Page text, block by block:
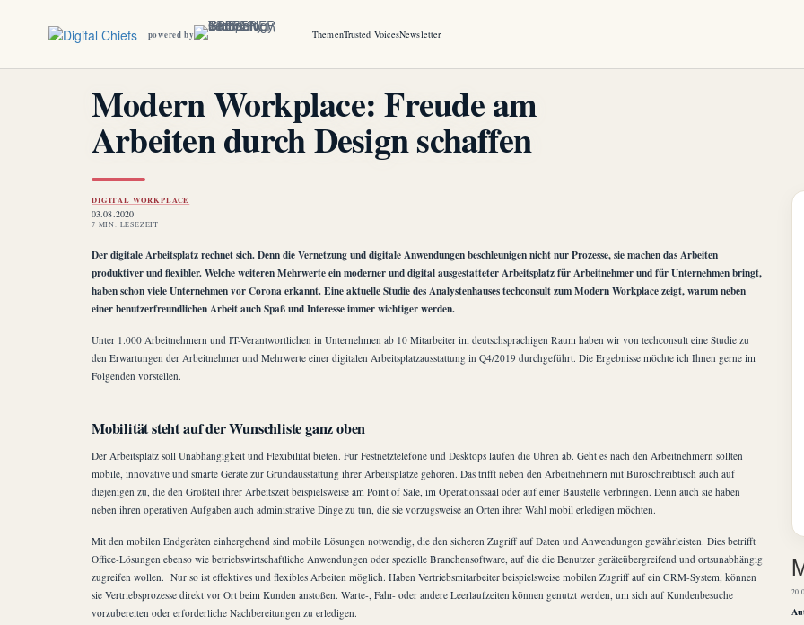
powered by ThemenTrusted VoicesNewsletter
Modern Workplace: Freude am
Arbeiten durch Design schaffen
DIGITAL WORKPLACE
03.08.2020
7 MIN. LESEZEIT
Der digitale Arbeitsplatz rechnet sich. Denn die Vernetzung und digitale Anwendungen beschleunigen nicht nur Prozesse, sie machen das Arbeiten
produktiver und flexibler. Welche weiteren Mehrwerte ein moderner und digital ausgestatteter Arbeitsplatz für Arbeitnehmer und für Unternehmen bringt,
haben schon viele Unternehmen vor Corona erkannt. Eine aktuelle Studie des Analystenhauses techconsult zum Modern Workplace zeigt, warum neben
einer benutzerfreundlichen Arbeit auch Spaß und Interesse immer wichtiger werden.
Unter 1.000 Arbeitnehmern und IT-Verantwortlichen in Unternehmen ab 10 Mitarbeiter im deutschsprachigen Raum haben wir von techconsult eine Studie zu
den Erwartungen der Arbeitnehmer und Mehrwerte einer digitalen Arbeitsplatzausstattung in Q4/2019 durchgeführt. Die Ergebnisse möchte ich Ihnen gerne im
Folgenden vorstellen.
Mobilität steht auf der Wunschliste ganz oben
Der Arbeitsplatz soll Unabhängigkeit und Flexibilität bieten. Für Festnetztelefone und Desktops laufen die Uhren ab. Geht es nach den Arbeitnehmern sollten
mobile, innovative und smarte Geräte zur Grundausstattung ihrer Arbeitsplätze gehören. Das trifft neben den Arbeitnehmern mit Büroschreibtisch auch auf
diejenigen zu, die den Großteil ihrer Arbeitszeit beispielsweise am Point of Sale, im Operationssaal oder auf einer Baustelle verbringen. Denn auch sie haben
neben ihren operativen Aufgaben auch administrative Dinge zu tun, die sie vorzugsweise an Orten ihrer Wahl mobil erledigen möchten.
Mit den mobilen Endgeräten einhergehend sind mobile Lösungen notwendig, die den sicheren Zugriff auf Daten und Anwendungen gewährleisten. Dies betrifft
Office-Lösungen ebenso wie betriebswirtschaftliche Anwendungen oder spezielle Branchensoftware, auf die die Benutzer geräteübergreifend und ortsunabhängig
zugreifen wollen. Nur so ist effektives und flexibles Arbeiten möglich. Haben Vertriebsmitarbeiter beispielsweise mobilen Zugriff auf ein CRM-System, können
sie Vertriebsprozesse direkt vor Ort beim Kunden anstoßen. Warte-, Fahr- oder andere Leerlaufzeiten können genutzt werden, um sich auf Kundenbesuche
vorzubereiten oder erforderliche Nachbereitungen zu erledigen.